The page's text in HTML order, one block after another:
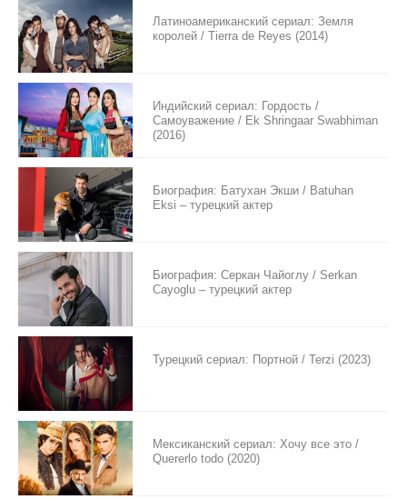
Латиноамериканский сериал: Земля
королей / Tierra de Reyes (2014)
Индийский сериал: Гордость /
Самоуважение / Ek Shringaar Swabhiman
(2016)
Биография: Батухан Экши / Batuhan
Eksi – турецкий актер
Биография: Серкан Чайоглу / Serkan
Cayoglu – турецкий актер
Турецкий сериал: Портной / Terzi (2023)
Мексиканский сериал: Хочу все это /
Quererlo todo (2020)